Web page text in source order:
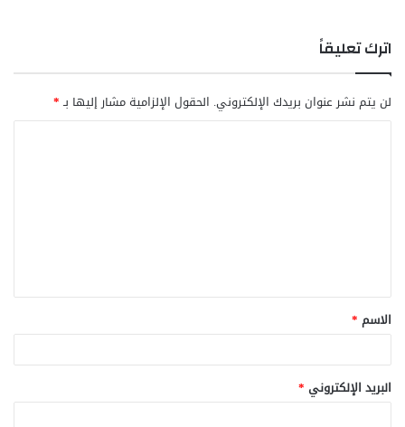
اترك تعليقاً
لن يتم نشر عنوان بريدك الإلكتروني. الحقول الإلزامية مشار إليها بـ*
ق
*
الاسم *
البريد الإلكتروني *